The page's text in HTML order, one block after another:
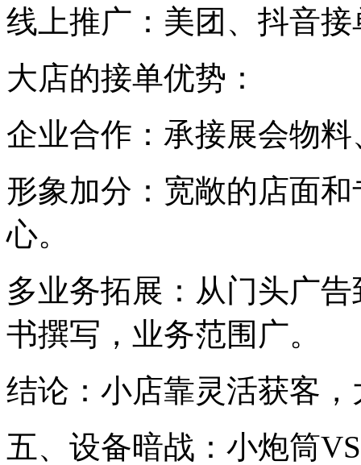
线上推广：美团、抖音
大店的接单优势：
企业合作：承接展会物
形象加分：宽敞的店面
心。
多业务拓展：从门头广
书撰写，业务范围广。
结论：小店靠灵活获客
五、设备暗战：小炮筒